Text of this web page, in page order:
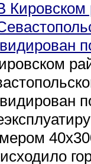
Кировском